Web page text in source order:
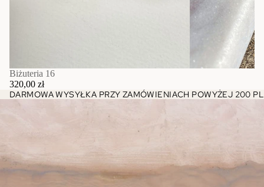
Biżuteria 16
320,00 zł
DARMOWA WYSYŁKA PRZY ZAMÓWIENIACH POWYŻEJ 200